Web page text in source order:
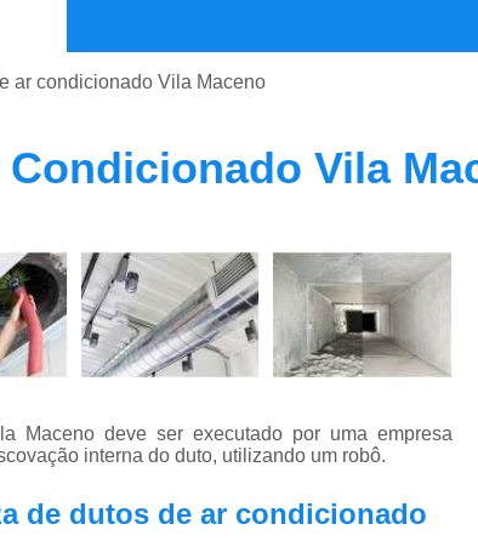
Contrato Prestação de Serviços
Limpeza de
Limpeza de Dutos de Ar
Limpeza de Dutos de Ar Condicionado
Limpeza de Dutos e Coifas
Limpeza de
Plano de Manutenção de Ar Condicionado
Plano de Manutenção
ar condicionado Vila Maceno
Vila
Maceno deve ser executado por uma empresa
interna do duto, utilizando um robô.
de dutos de ar condicionado